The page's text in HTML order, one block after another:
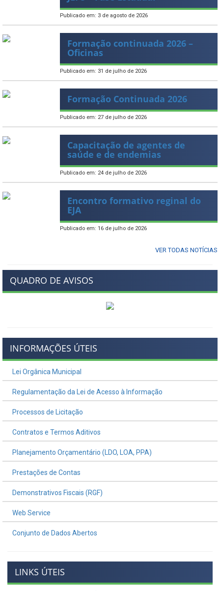
Publicado em: 3 de agosto de 2026
Formação continuada 2026 –
Oficinas
Publicado em: 31 de julho de 2026
Formação Continuada 2026
Publicado em: 27 de julho de 2026
Capacitação de agentes de
saúde e de endemias
Publicado em: 24 de julho de 2026
Encontro formativo reginal do
EJA
Publicado em: 16 de julho de 2026
VER TODAS NOTÍCIAS
QUADRO DE AVISOS
INFORMAÇÕES ÚTEIS
Lei Orgânica Municipal
Regulamentação da Lei de Acesso à Informação
Processos de Licitação
Contratos e Termos Aditivos
Planejamento Orçamentário (LDO, LOA, PPA)
Prestações de Contas
Demonstrativos Fiscais (RGF)
Web Service
Conjunto de Dados Abertos
LINKS ÚTEIS